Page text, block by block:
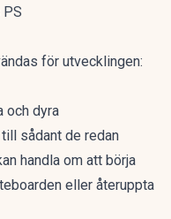
PS
för utvecklingen:
och dyra
sådant de redan
handla om att börja
eller återuppta